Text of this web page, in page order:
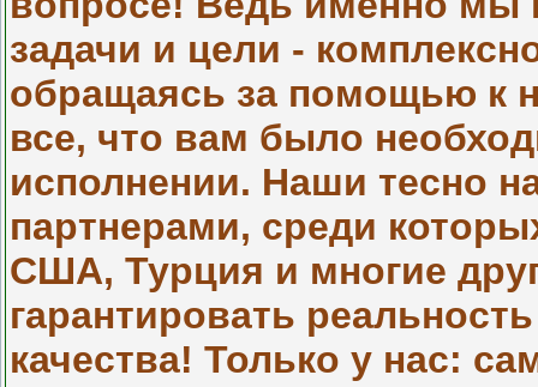
задачи и цели -
обращаясь за помощью к
все, что вам было
исполнении. Наши тесно
партнерами, среди
США, Турция и многие
гарантировать
качества! Только у нас: